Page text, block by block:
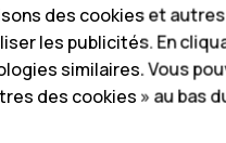
des cookies et
les publicités. En
similaires. Vous
des cookies » au bas